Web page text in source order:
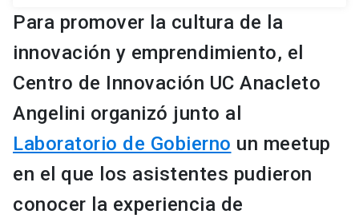
Para promover la cultura de la
innovación y emprendimiento, el
Centro de Innovación UC Anacleto
Angelini organizó junto al
Laboratorio de Gobierno un meetup
en el que los asistentes pudieron
conocer la experiencia de